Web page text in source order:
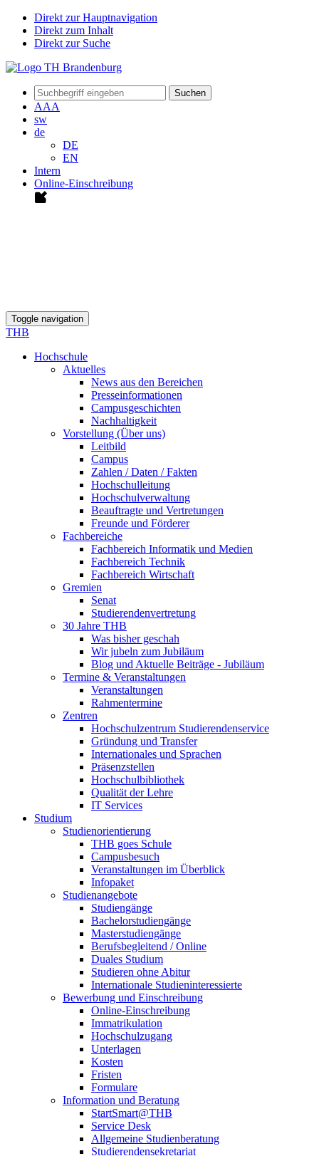
Direkt zur Hauptnavigation
Direkt zum Inhalt
Direkt zur Suche
Suchen
AAA
sw
de
DE
EN
Intern
Online-Einschreibung
Toggle navigation
THB
Hochschule
Aktuelles
News aus den Bereichen
Presseinformationen
Campusgeschichten
Nachhaltigkeit
Vorstellung (Über uns)
Leitbild
Campus
Zahlen / Daten / Fakten
Hochschulleitung
Hochschulverwaltung
Beauftragte und Vertretungen
Freunde und Förderer
Fachbereiche
Fachbereich Informatik und Medien
Fachbereich Technik
Fachbereich Wirtschaft
Gremien
Senat
Studierendenvertretung
30 Jahre THB
Was bisher geschah
Wir jubeln zum Jubiläum
Blog und Aktuelle Beiträge - Jubiläum
Termine & Veranstaltungen
Veranstaltungen
Rahmentermine
Zentren
Hochschulzentrum Studierendenservice
Gründung und Transfer
Internationales und Sprachen
Präsenzstellen
Hochschulbibliothek
Qualität der Lehre
IT Services
Studium
Studienorientierung
THB goes Schule
Campusbesuch
Veranstaltungen im Überblick
Infopaket
Studienangebote
Studiengänge
Bachelorstudiengänge
Masterstudiengänge
Berufsbegleitend / Online
Duales Studium
Studieren ohne Abitur
Internationale Studieninteressierte
Bewerbung und Einschreibung
Online-Einschreibung
Immatrikulation
Hochschulzugang
Unterlagen
Kosten
Fristen
Formulare
Information und Beratung
StartSmart@THB
Service Desk
Allgemeine Studienberatung
Studierendensekretariat